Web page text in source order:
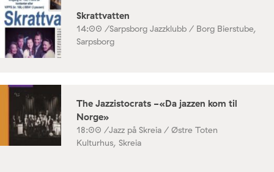
Skrattvatten
14:00 /Sarpsborg Jazzklubb / Borg Bierstube,
Sarpsborg
The Jazzistocrats -«Da jazzen kom til
Norge»
18:00 /Jazz på Skreia / Østre Toten
Kulturhus, Skreia